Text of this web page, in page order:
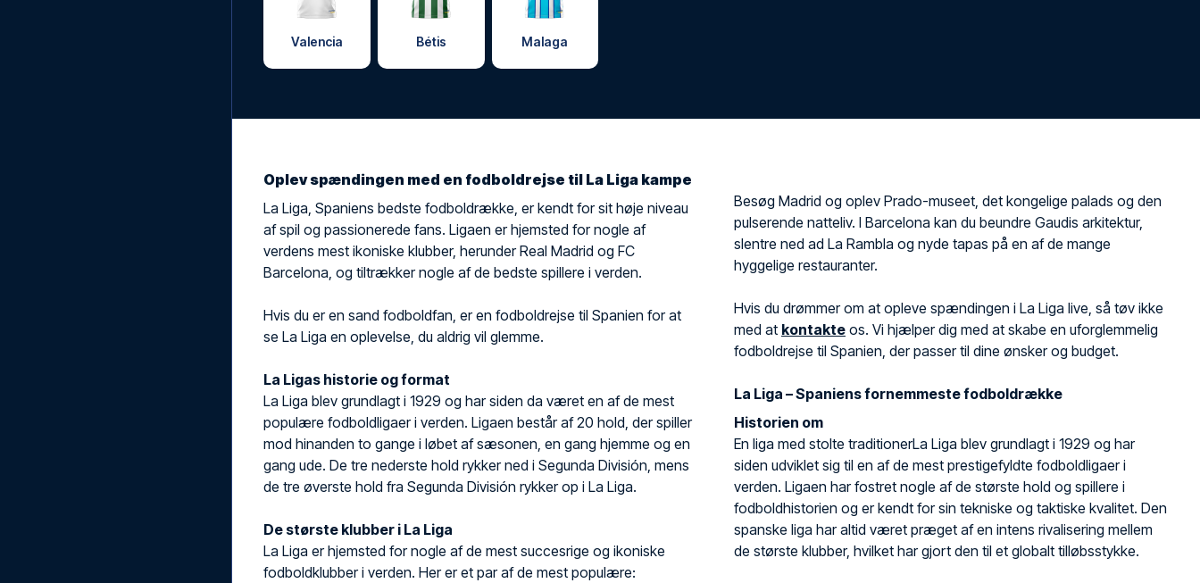
Valencia Bétis Malaga
Oplev spændingen med en fodboldrejse til La Liga kampe
La Liga, Spaniens bedste fodboldrække, er kendt for sit høje niveau
af spil og passionerede fans. Ligaen er hjemsted for nogle af
verdens mest ikoniske klubber, herunder Real Madrid og FC
Barcelona, og tiltrækker nogle af de bedste spillere i verden.
Hvis du er en sand fodboldfan, er en fodboldrejse til Spanien for at
se La Liga en oplevelse, du aldrig vil glemme.
La Ligas historie og format
La Liga blev grundlagt i 1929 og har siden da været en af de mest
populære fodboldligaer i verden. Ligaen består af 20 hold, der spiller
mod hinanden to gange i løbet af sæsonen, en gang hjemme og en
gang ude. De tre nederste hold rykker ned i Segunda División, mens
de tre øverste hold fra Segunda División rykker op i La Liga.
De største klubber i La Liga
La Liga er hjemsted for nogle af de mest succesrige og ikoniske
fodboldklubber i verden. Her er et par af de mest populære:
Besøg Madrid og oplev Prado-museet, det kongelige palads og den
pulserende natteliv. I Barcelona kan du beundre Gaudis arkitektur,
slentre ned ad La Rambla og nyde tapas på en af de mange
hyggelige restauranter.
Hvis du drømmer om at opleve spændingen i La Liga live, så tøv ikke
med at kontakte os. Vi hjælper dig med at skabe en uforglemmelig
fodboldrejse til Spanien, der passer til dine ønsker og budget.
La Liga – Spaniens fornemmeste fodboldrække
Historien om
En liga med stolte traditionerLa Liga blev grundlagt i 1929 og har
siden udviklet sig til en af de mest prestigefyldte fodboldligaer i
verden. Ligaen har fostret nogle af de største hold og spillere i
fodboldhistorien og er kendt for sin tekniske og taktiske kvalitet. Den
spanske liga har altid været præget af en intens rivalisering mellem
de største klubber, hvilket har gjort den til et globalt tilløbsstykke.